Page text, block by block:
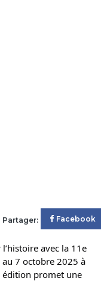
Partager: Facebook
avec la 11e
7 octobre 2025 à
édition promet une